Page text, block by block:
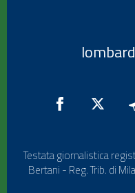
Testata giornalistica
Bertani - Reg. Trib. di